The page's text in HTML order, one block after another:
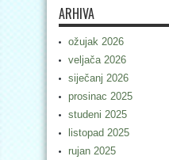
ARHIVA
ožujak 2026
veljača 2026
siječanj 2026
prosinac 2025
studeni 2025
listopad 2025
rujan 2025